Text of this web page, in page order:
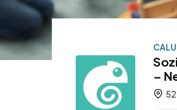
–